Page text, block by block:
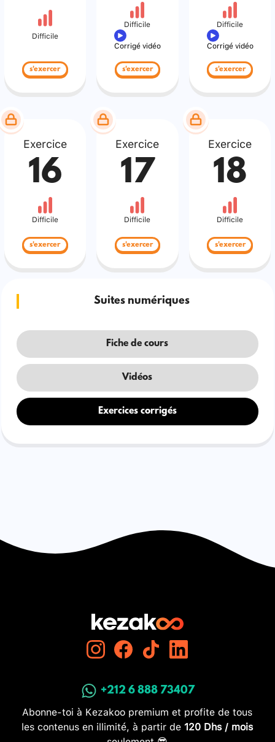
Difficile
s'exercer
Difficile
Corrigé vidéo
s'exercer
Difficile
Corrigé vidéo
s'exercer
Exercice
16
Difficile
s'exercer
Exercice
17
Difficile
s'exercer
Exercice
18
Difficile
s'exercer
Suites numériques
Fiche de cours
Vidéos
Exercices corrigés
+212 6 888 73407
Abonne-toi à Kezakoo premium et profite de tous
les contenus en illimité, à partir de 120 Dhs / mois